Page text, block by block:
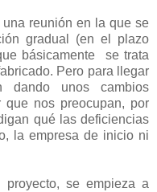
reunión en la que se
gradual (en el plazo
básicamente
se trata
Pero para llegar
unos cambios
nos preocupan, por
qué las deficiencias
la empresa de inicio ni
se empieza a